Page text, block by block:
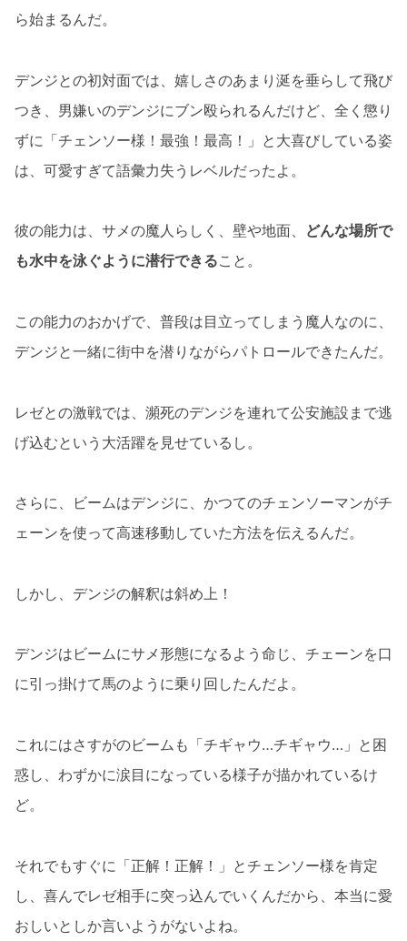
ら始まるんだ。
デンジとの初対面では、嬉しさのあまり涎を垂らして飛び
つき、男嫌いのデンジにブン殴られるんだけど、全く懲り
ずに「チェンソー様！最強！最高！」と大喜びしている姿
は、可愛すぎて語彙力失うレベルだったよ。
彼の能力は、サメの魔人らしく、壁や地面、 どんな場所で
も水中を泳ぐように潜行できること。
この能力のおかげで、普段は目立ってしまう魔人なのに、
デンジと一緒に街中を潜りながらパトロールできたんだ。
レゼとの激戦では、瀕死のデンジを連れて公安施設まで逃
げ込むという大活躍を見せているし。
さらに、ビームはデンジに、かつてのチェンソーマンがチ
ェーンを使って高速移動していた方法を伝えるんだ。
しかし、デンジの解釈は斜め上！
デンジはビームにサメ形態になるよう命じ、チェーンを口
に引っ掛けて馬のように乗り回したんだよ。
これにはさすがのビームも「チギャウ…チギャウ…」と困
惑し、わずかに涙目になっている様子が描かれているけ
ど。
それでもすぐに「正解！正解！」とチェンソー様を肯定
し、喜んでレゼ相手に突っ込んでいくんだから、本当に愛
おしいとしか言いようがないよね。